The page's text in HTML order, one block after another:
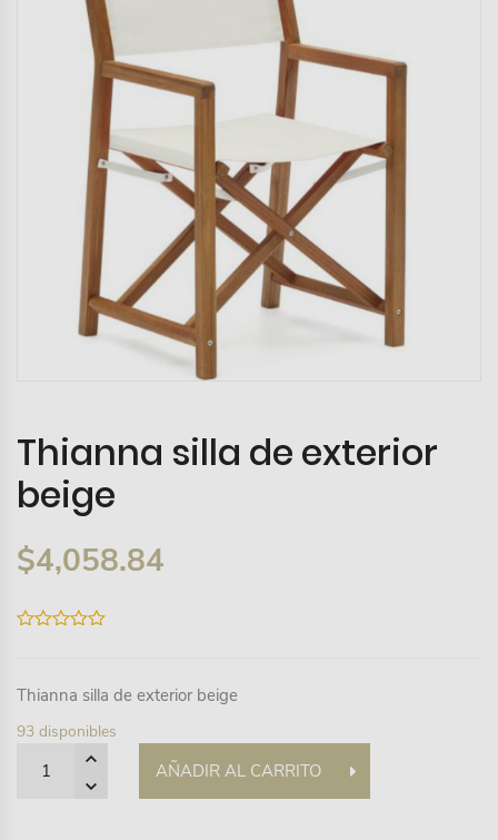
Thianna silla de exterior
beige
$4,058.84
5
Thianna silla de exterior beige
93 disponibles
AÑADIR AL CARRITO